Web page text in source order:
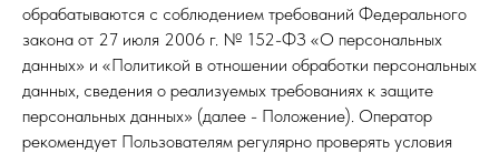
обрабатываются с соблюдением требований Федерального
закона от 27 июля 2006 г. № 152-ФЗ «О персональных
данных» и «Политикой в отношении обработки персональных
данных, сведения о реализуемых требованиях к защите
персональных данных» (далее - Положение). Оператор
рекомендует Пользователям регулярно проверять условия